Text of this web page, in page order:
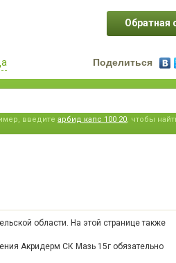
Обратная
Поделиться
введите арбид капс 100 20, чтобы
области. На этой странице также
Акридерм СК Мазь 15г обязательно